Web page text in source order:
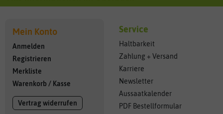
Mein Konto
Anmelden
Registrieren
Merkliste
Warenkorb / Kasse
Vertrag widerrufen
Service
Haltbarkeit
Zahlung + Versand
Karriere
Newsletter
Aussaatkalender
PDF Bestellformular